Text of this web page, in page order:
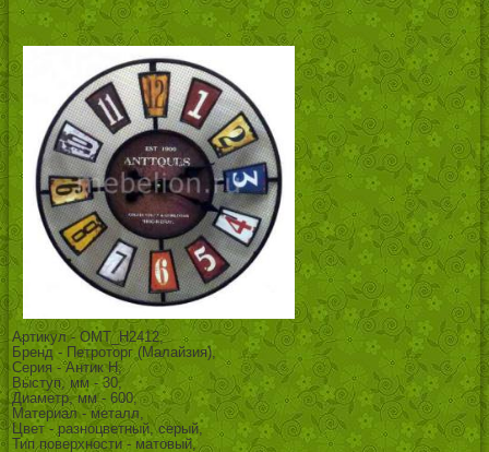
Артикул - OMT_H2412,
Бренд - Петроторг (Малайзия),
Серия - Антик H,
Выступ, мм - 30,
Диаметр, мм - 600,
Материал - металл,
Цвет - разноцветный, серый,
Тип поверхности - матовый,